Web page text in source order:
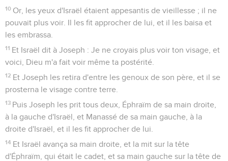
10 Or, les yeux d'Israël étaient appesantis de vieillesse ; il ne
pouvait plus voir. Il les fit approcher de lui, et il les baisa et
les embrassa.
11 Et Israël dit à Joseph : Je ne croyais plus voir ton visage, et
voici, Dieu m'a fait voir même ta postérité.
12 Et Joseph les retira d'entre les genoux de son père, et il se
prosterna le visage contre terre.
13 Puis Joseph les prit tous deux, Éphraïm de sa main droite,
à la gauche d'Israël, et Manassé de sa main gauche, à la
droite d'Israël, et il les fit approcher de lui.
14 Et Israël avança sa main droite, et la mit sur la tête
d'Éphraïm, qui était le cadet, et sa main gauche sur la tête de